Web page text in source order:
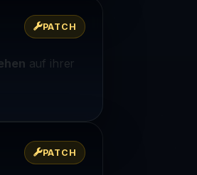
PATCH
auf ihrer
PATCH